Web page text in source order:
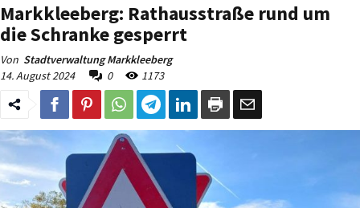
Markkleeberg: Rathausstraße rund um
die Schranke gesperrt
Von Stadtverwaltung Markkleeberg
14. August 2024
0 1173